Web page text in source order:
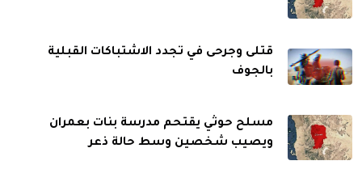
قتلى وجرحى في تجدد الاشتباكات القبلية
بالجوف
مسلح حوثي يقتحم مدرسة بنات بعمران
ويصيب شخصين وسط حالة ذعر